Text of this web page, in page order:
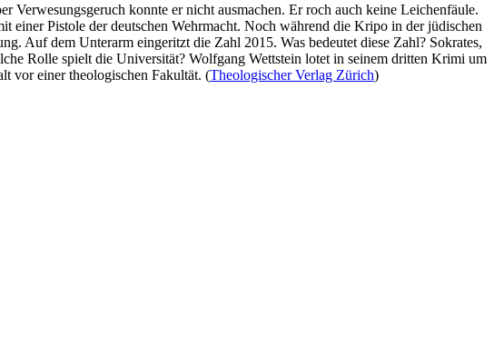
Verwesungsgeruch konnte er nicht ausmachen. Er roch auch keine Leichenfäule.
einer Pistole der deutschen Wehrmacht. Noch während die Kripo in der jüdischen
Auf dem Unterarm eingeritzt die Zahl 2015. Was bedeutet diese Zahl? Sokrates,
Rolle spielt die Universität? Wolfgang Wettstein lotet in seinem dritten Krimi um
vor einer theologischen Fakultät. (Theologischer Verlag Zürich)